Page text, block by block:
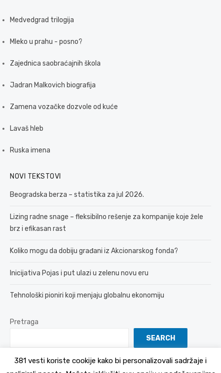
Medvedgrad trilogija
Mleko u prahu - posno?
Zajednica saobraćajnih škola
Jadran Malkovich biografija
Zamena vozačke dozvole od kuće
Lavaš hleb
Ruska imena
NOVI TEKSTOVI
Beogradska berza – statistika za jul 2026.
Lizing radne snage – fleksibilno rešenje za kompanije koje žele
brz i efikasan rast
Koliko mogu da dobiju građani iz Akcionarskog fonda?
Inicijativa Pojas i put ulazi u zelenu novu eru
Tehnološki pioniri koji menjaju globalnu ekonomiju
Pretraga
SEARCH
381 vesti koriste cookije kako bi personalizovali sadržaje i